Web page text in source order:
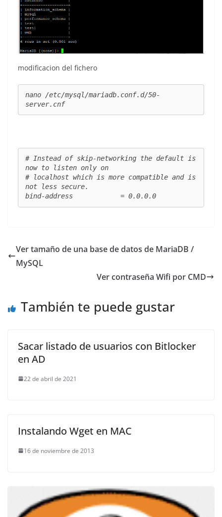
modificacion del fichero
nano /etc/mysql/mariadb.conf.d/50-
server.cnf
# Instead of skip-networking the default is
now to listen only on
# localhost which is more compatible and is
not less secure.
bind-address            = 0.0.0.0
Ver tamaño de una base de datos de MariaDB /
MySQL
Ver contraseña Wifi por CMD
También te puede gustar
Sacar listado de usuarios con Bitlocker
en AD
22 de abril de 2021
Instalando Wget en MAC
16 de noviembre de 2013